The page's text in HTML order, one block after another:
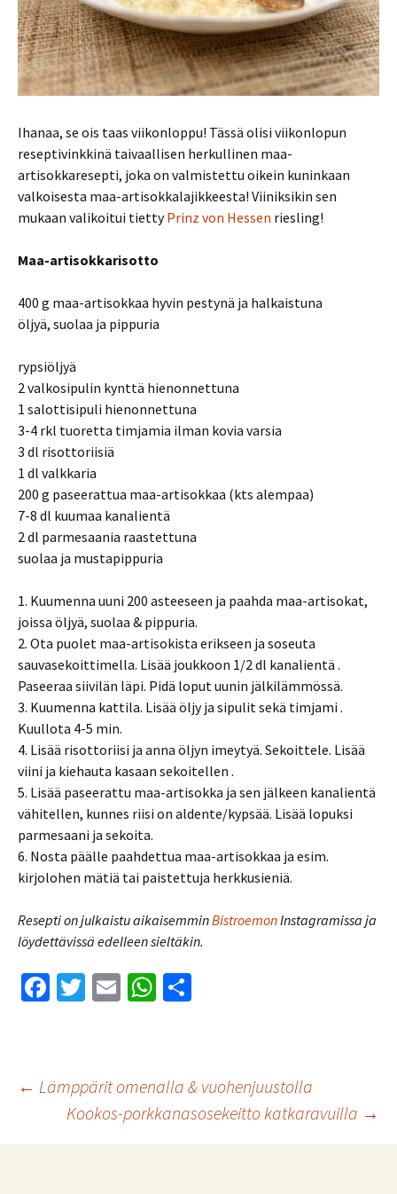
Ihanaa, se ois taas viikonloppu! Tässä olisi viikonlopun
reseptivinkkinä taivaallisen herkullinen maa-
artisokkaresepti, joka on valmistettu oikein kuninkaan
valkoisesta maa-artisokkalajikkeesta! Viiniksikin sen
mukaan valikoitui tiettyPrinz von Hessen riesling!
Maa-artisokkarisotto
400 g maa-artisokkaa hyvin pestynä ja halkaistuna
öljyä, suolaa ja pippuria
rypsiöljyä
2 valkosipulin kynttä hienonnettuna
1 salottisipuli hienonnettuna
3-4 rkl tuoretta timjamia ilman kovia varsia
3 dl risottoriisiä
1 dl valkkaria
200 g paseerattua maa-artisokkaa (kts alempaa)
7-8 dl kuumaa kanalientä
2 dl parmesaania raastettuna
suolaa ja mustapippuria
1. Kuumenna uuni 200 asteeseen ja paahda maa-artisokat,
joissa öljyä, suolaa & pippuria.
2. Ota puolet maa-artisokista erikseen ja soseuta
sauvasekoittimella. Lisää joukkoon 1/2 dl kanalientä .
Paseeraa siivilän läpi. Pidä loput uunin jälkilämmössä.
3. Kuumenna kattila. Lisää öljy ja sipulit sekä timjami .
Kuullota 4-5 min.
4. Lisää risottoriisi ja anna öljyn imeytyä. Sekoittele. Lisää
viini ja kiehauta kasaan sekoitellen .
5. Lisää paseerattu maa-artisokka ja sen jälkeen kanalientä
vähitellen, kunnes riisi on aldente/kypsää. Lisää lopuksi
parmesaani ja sekoita.
6. Nosta päälle paahdettua maa-artisokkaa ja esim.
kirjolohen mätiä tai paistettuja herkkusieniä.
Resepti on julkaistu aikaisemminBistroemonInstagramissa ja
löydettävissä edelleen sieltäkin.
Fa
o
o
T
er
E
W
sA
p
p
e
Artikkelien
selaus
← Lämppärit omenalla & vuohenjuustolla
Kookos-porkkanasosekeitto katkaravuilla →